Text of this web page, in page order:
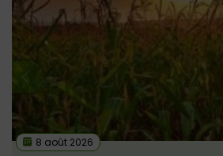
8 août 2026